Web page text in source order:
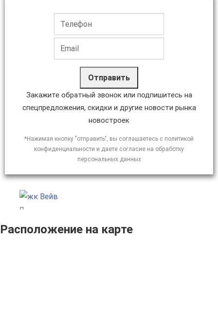
Отправить
Закажите обратный звонок или подпишитесь на
спецпредложения, скидки и другие новости рынка
новостроек
*Нажимая кнопку "отправить", вы соглашаетесь с политикой
конфиденциальности и даете согласие на обработку
персональных данных
Расположение на карте